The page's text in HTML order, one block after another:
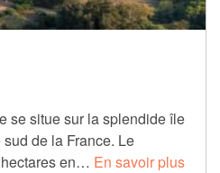
se situe sur la splendide île
de la France. Le
en… En savoir plus